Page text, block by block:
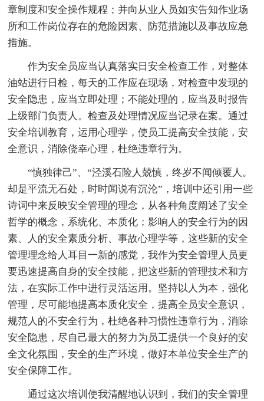
章制度和安全操作规程；并向从业人员如实告知作业场
所和工作岗位存在的危险因素、防范措施以及事故应急
措施。
作为安全员应当认真落实日安全检查工作，对整体
油站进行日检，每天的工作应在现场，对检查中发现的
安全隐患，应当立即处理；不能处理的，应当及时报告
上级部门负责人。检查及处理情况应当记录在案。通过
安全培训教育，运用心理学，使员工提高安全技能，安
全意识，消除侥幸心理，杜绝违章行为。
“慎独律己”、“泾溪石险人兢慎，终岁不闻倾覆人。
却是平流无石处，时时闻说有沉沦”，培训中还引用一些
诗词中来反映安全管理的理念，从各种角度阐述了安全
哲学的概念，系统化、本质化；影响人的安全行为的因
素、人的安全素质分析、事故心理学等，这些新的安全
管理理念给人耳目一新的感觉，我作为安全管理人员更
要迅速提高自身的安全技能，把这些新的管理技术和方
法，在实际工作中进行灵活运用。坚持以人为本，强化
管理，尽可能地提高本质化安全，提高全员安全意识，
规范人的不安全行为，杜绝各种习惯性违章行为，消除
安全隐患，尽自己最大的努力为员工提供一个良好的安
全文化氛围，安全的生产环境，做好本单位安全生产的
安全保障工作。
通过这次培训使我清醒地认识到，我们的安全管理